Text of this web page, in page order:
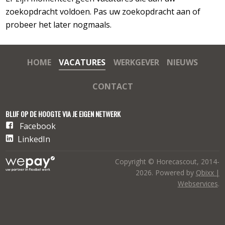
zoekopdracht voldoen. Pas uw zoekopdracht aan of
probeer het later nogmaals.
HOME VACATURES WERKGEVER NIEUWS
CONTACT
BLIJF OP DE HOOGTE VIA JE EIGEN NETWERK
Facebook
LinkedIn
Copyright © Horecascout, 2014-
2026. Powered by Qbixx |
Webservices.